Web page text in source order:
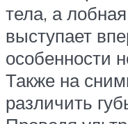
тела, а
выступает
особенности
Также на
различить